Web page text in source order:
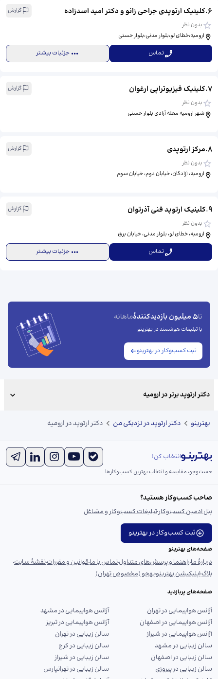
6
.کلینیک ارتوپدی جراحی زانو و دکتر امید اسدزاده
گزارش
بدون نظر
ارومیه،خطای لو،بلوار مدنی،بلوار حسنی
تماس جزئیات بیشتر
7
.کلینیک فیزیوتراپی ارغوان
گزارش
بدون نظر
شهر ارومیه محله آزادی بلوار حسنی
8
.مرکز ارتوپدی
گزارش
بدون نظر
ارومیه، آزادگان، خیابان دوم، خیابان سوم
9
.کلینیک ارتوپد فنی آذرتوان
گزارش
بدون نظر
ارومیه، خطای لو، بلوار مدنی، خیابان برق
تماس جزئیات بیشتر
تا5 میلیون بازدیدکنندهٔ ماهانه
با تبلیغات هوشمند در بهترینو
ثبت کسب‌وکار در بهترینو
دکتر ارتوپد برتر در ارومیه
بهترینو دکتر ارتوپد در نزدیکی من دکتر ارتوپد در ارومیه
انتخاب کن!
جست‌و‌جو، مقایسه و انتخاب بهترین کسب‌وکارها
صاحب کسب‌وکار هستید؟
پنل ادمین کسب‌وکارتبلیغات کسب‌وکار و مشاغل
ثبت کسب‌وکار در بهترینو
صفحه‌های بهترینو
دربارهٔ ماراهنما و پرسش‌های متداولتماس با ماقوانین و مقرراتنقشهٔ سایت
بلاگاپلیکیشن بهترینوبهجو (مخصوص تهران)
صفحه‌های پربازدید
آژانس هواپیمایی در تهران
آژانس هواپیمایی در مشهد
آژانس هواپیمایی در اصفهان
آژانس هواپیمایی در تبریز
آژانس هواپیمایی در شیراز
سالن زیبایی در تهران
سالن زیبایی در مشهد
سالن زیبایی در کرج
سالن زیبایی در اصفهان
سالن زیبایی در شیراز
سالن زیبایی در پیروزی
سالن زیبایی در تهرانپارس